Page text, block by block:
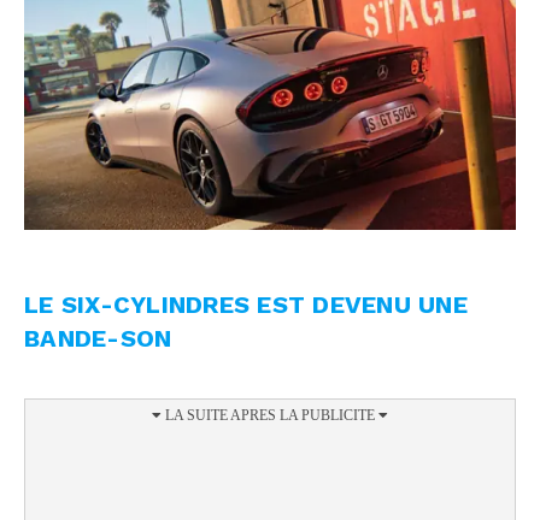
LE SIX-CYLINDRES EST DEVENU UNE
BANDE-SON